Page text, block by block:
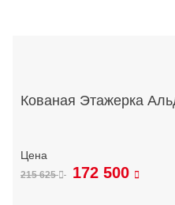
Кованая Этажерка
215 625 172 500